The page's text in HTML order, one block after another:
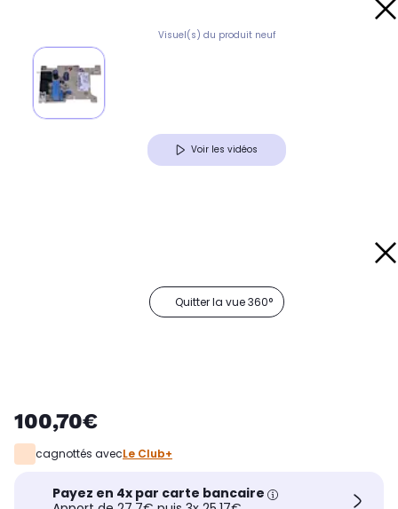
Visuel(s) du produit neuf
Voir les vidéos
Quitter la vue 360°
100,70€
cagnottés avecLe Club+
Payez en 4x par carte bancaire